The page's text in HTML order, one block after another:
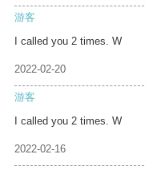
游客
I called you 2 times. W
2022-02-20
游客
I called you 2 times. W
2022-02-16